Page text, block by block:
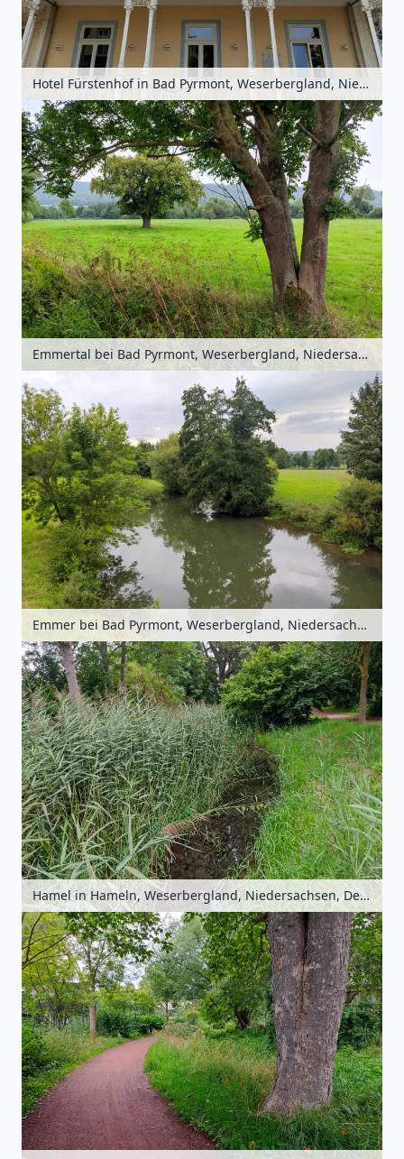
Hotel Fürstenhof in Bad Pyrmont, Weserbergland, Niedersachsen, Deutschland
Emmertal bei Bad Pyrmont, Weserbergland, Niedersachsen, Deutschland
Emmer bei Bad Pyrmont, Weserbergland, Niedersachsen, Deutschland
Hamel in Hameln, Weserbergland, Niedersachsen, Deutschland